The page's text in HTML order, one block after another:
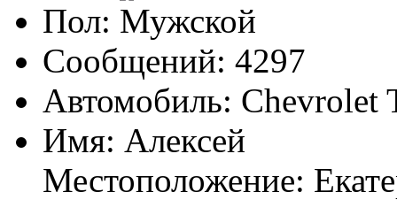
Пол:
Сообщений: 4297
Автомобиль: Chevrolet
Имя: Алексей
Местоположение: